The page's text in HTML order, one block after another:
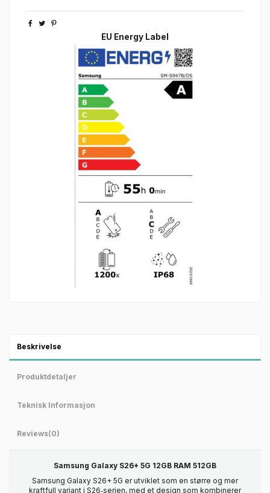
EU Energy Label
Beskrivelse
Produktdetaljer
Teknisk Informasjon
Reviews(0)
Samsung Galaxy S26+ 5G 12GB RAM 512GB
Samsung Galaxy S26+ 5G er utviklet som en større og mer
kraftfull variant i S26‑serien, med et design som kombinerer